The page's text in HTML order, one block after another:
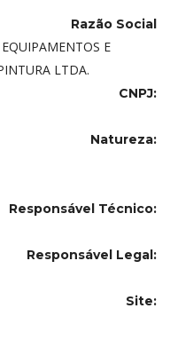
Razão Social
E
LTDA.
CNPJ:
Natureza:
Responsável Técnico:
Responsável Legal:
Site: